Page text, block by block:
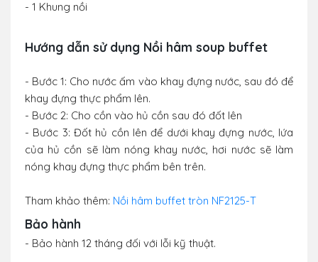
- 1 Khung nồi
Hướng dẫn sử dụng Nồi hâm soup buffet
- Bước 1: Cho nước ấm vào khay đựng nước, sau đó để
khay đựng thực phẩm lên.
- Bước 2: Cho cồn vào hủ cồn sau đó đốt lên
- Bước 3: Đốt hủ cồn lên để dưới khay đựng nước, lứa
của hủ cồn sẽ làm nóng khay nước, hơi nước sẽ làm
nóng khay đựng thực phẩm bên trên.
Tham khảo thêm: Nồi hâm buffet tròn NF2125-T
Bảo hành
- Bảo hành 12 tháng đối với lỗi kỹ thuật.